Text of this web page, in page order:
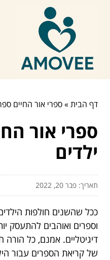
דף הבית»ספרי אור החיים
ספרי אור
ילדים
תאריך: פבר 20, 2022
ככל שהשנים חולפות
וספרים ואוהבים להתעסק
דיגיטליים. אמנם, כל
של קריאת הספרים עבור